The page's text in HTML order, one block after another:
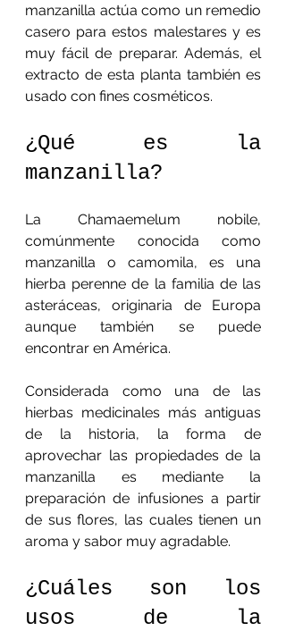
manzanilla actúa como un remedio
casero para estos malestares y es
muy fácil de preparar. Además, el
extracto de esta planta también es
usado con fines cosméticos.
¿Qué es la
manzanilla?
La Chamaemelum nobile,
comúnmente conocida como
manzanilla o camomila, es una
hierba perenne de la familia de las
asteráceas, originaria de Europa
aunque también se puede
encontrar en América.
Considerada como una de las
hierbas medicinales más antiguas
de la historia, la forma de
aprovechar las propiedades de la
manzanilla es mediante la
preparación de infusiones a partir
de sus flores, las cuales tienen un
aroma y sabor muy agradable.
¿Cuáles son los
usos de la